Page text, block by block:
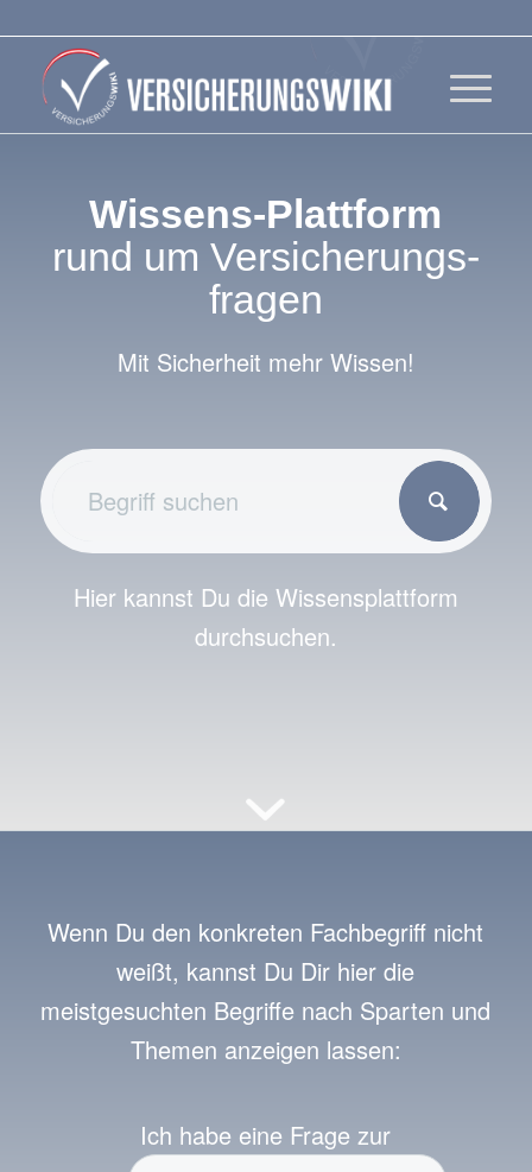
Wissens-Plattform
rund um Versicherungs­
fragen
Mit Sicherheit mehr Wissen!
Hier kannst Du die Wissensplattform
durchsuchen.
Wenn Du den konkreten Fachbegriff nicht
weißt, kannst Du Dir hier die
meistgesuchten Begriffe nach Sparten und
Themen anzeigen lassen:
Ich habe eine Frage zur